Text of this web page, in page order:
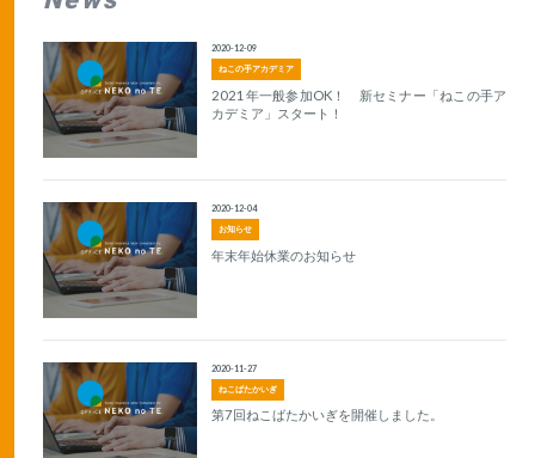
ねこの手アカデミア
2020-12-09
2021年一般参加OK！ 新セミナー「ねこの手ア
カデミア」スタート！
お知らせ
2020-12-04
年末年始休業のお知らせ
ねこばたかいぎ
2020-11-27
第7回ねこばたかいぎを開催しました。